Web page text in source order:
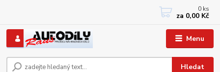
Menu
Hledat
+420 733767377
PO-PÁ: 8 - 12, 13 - 17
0 ks
za 0,00 Kč